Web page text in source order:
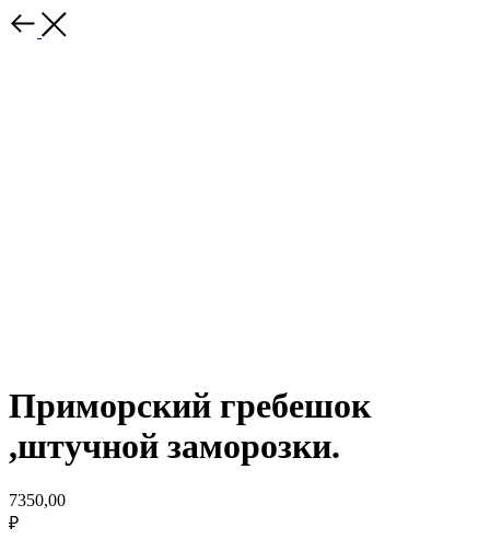
Приморский гребешок
,штучной заморозки.
7350,00
₽